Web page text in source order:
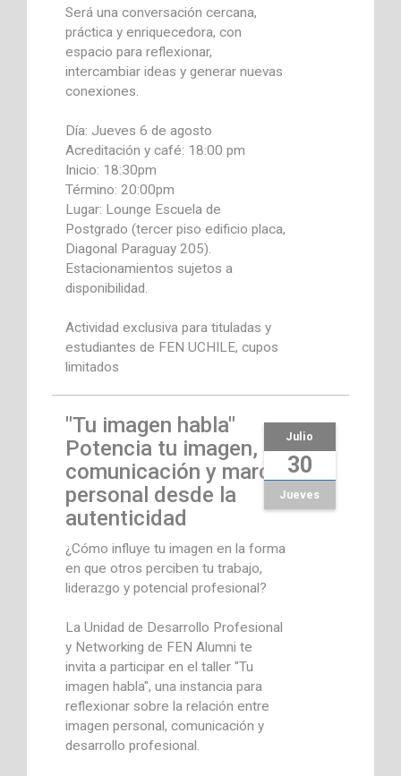
Será una conversación cercana,
práctica y enriquecedora, con
espacio para reflexionar,
intercambiar ideas y generar nuevas
conexiones.
Día: Jueves 6 de agosto
Acreditación y café: 18:00 pm
Inicio: 18:30pm
Término: 20:00pm
Lugar: Lounge Escuela de
Postgrado (tercer piso edificio placa,
Diagonal Paraguay 205).
Estacionamientos sujetos a
disponibilidad.
Actividad exclusiva para tituladas y
estudiantes de FEN UCHILE, cupos
limitados
"Tu imagen habla"
Potencia tu imagen,
comunicación y marca
personal desde la
autenticidad
¿Cómo influye tu imagen en la forma
en que otros perciben tu trabajo,
liderazgo y potencial profesional?
La Unidad de Desarrollo Profesional
y Networking de FEN Alumni te
invita a participar en el taller "Tu
imagen habla", una instancia para
reflexionar sobre la relación entre
imagen personal, comunicación y
desarrollo profesional.
Julio
30
Jueves